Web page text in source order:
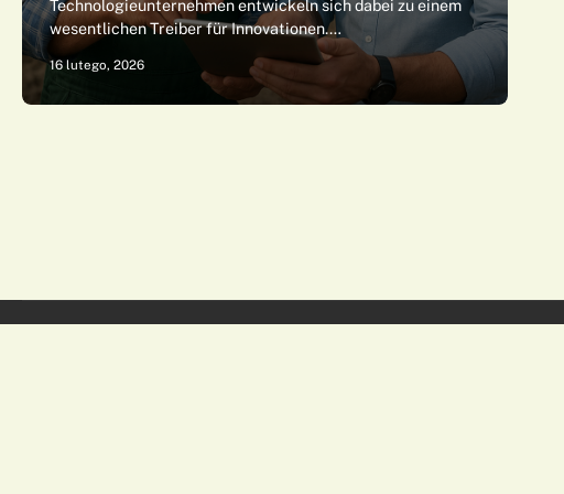
Technologieunternehmen entwickeln sich dabei zu einem
wesentlichen Treiber für Innovationen.…
16 lutego, 2026